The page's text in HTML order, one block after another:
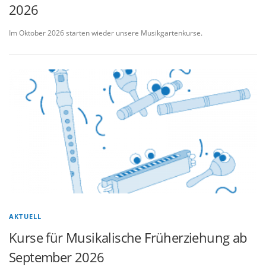
2026
Im Oktober 2026 starten wieder unsere Musikgartenkurse.
AKTUELL
Kurse für Musikalische Früherziehung ab
September 2026